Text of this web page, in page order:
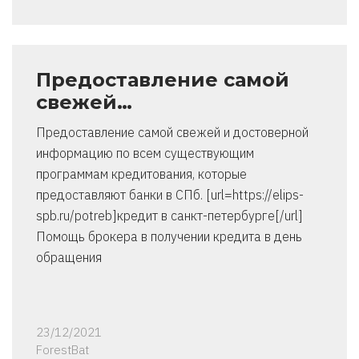
Предоставление самой
свежей…
Предоставление самой свежей и достоверной
информацию по всем существующим
программам кредитования, которые
предоставляют банки в СПб. [url=https://elips-
spb.ru/potreb]кредит в санкт-петербурге[/url]
Помощь брокера в получении кредита в день
обращения
23/12/2021
ForestBat